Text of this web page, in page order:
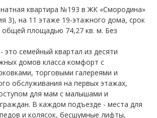
квартира №193 в ЖК «Смородина»
3), на 11 этаже 19-этажного дома, срок
общей площадью 74,27 кв. м. Без
семейный квартал из десяти
домов класса комфорт с
торговыми галереями и
обслуживания на первых этажах,
для мам с малышами и
В каждом подъезде - места для
и колясок, бесшумные лифты,